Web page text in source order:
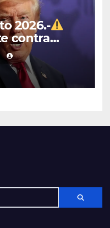
2026.-
contra
otras